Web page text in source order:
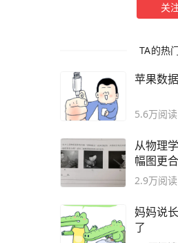
关
TA的热
苹果数
5.6万阅读
从物理
幅图更
2.9万阅读
妈妈说
了